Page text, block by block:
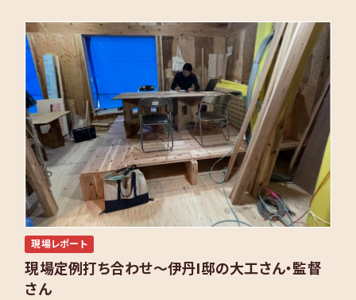
現場レポート
現場定例打ち合わせ～伊丹I邸の大工さん・監督
さん